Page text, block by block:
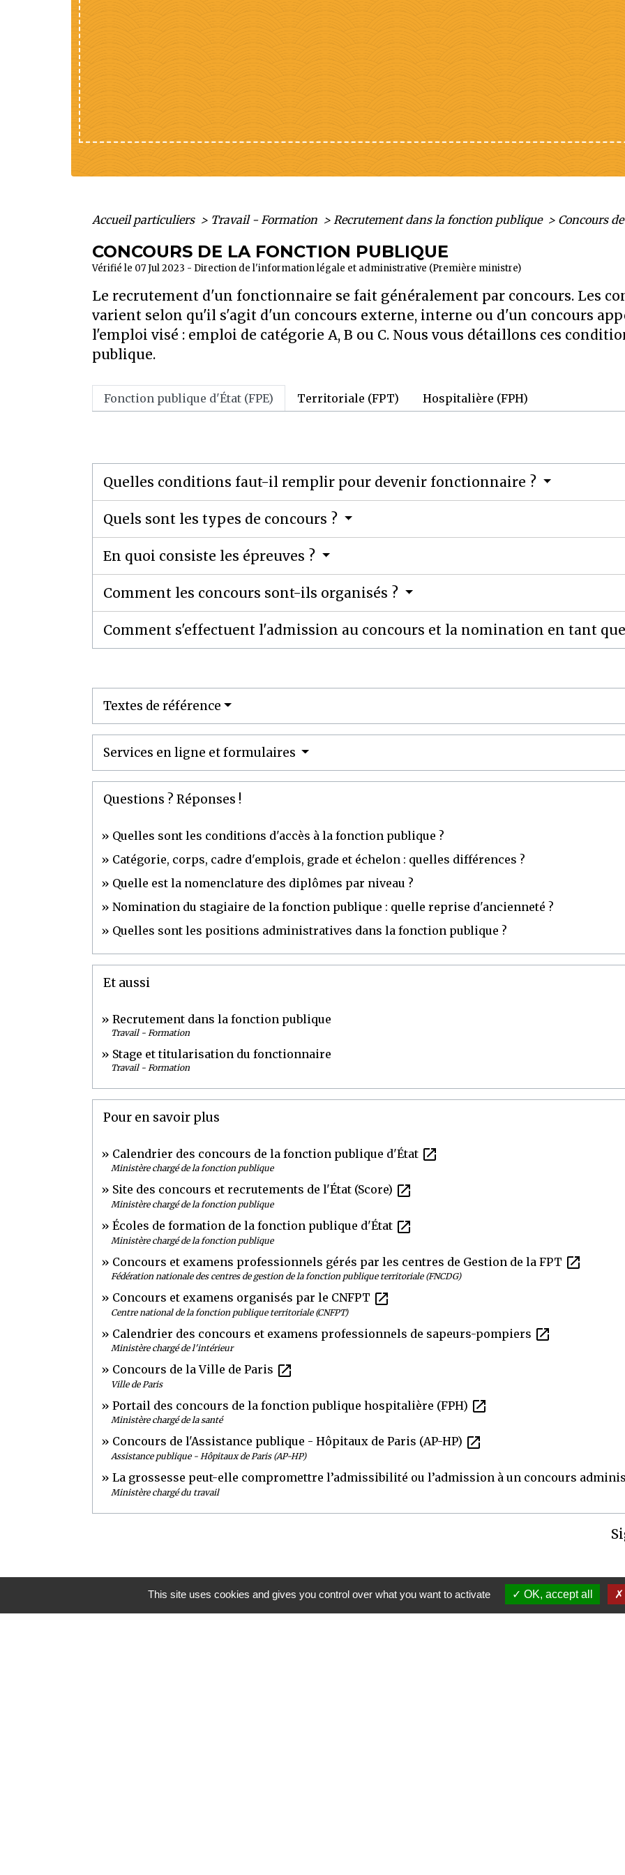
Accueil particuliers > Travail - Formation > Recrutement dans la fonction publique > Concours
CONCOURS DE LA FONCTION PUBLIQUE
Vérifié le 07 Jul 2023 - Direction de l'information légale et administrative (Première ministre)
Le recrutement d'un fonctionnaire se fait généralement par concours. Les
varient selon qu'il s'agit d'un concours externe, interne ou d'un concours
l'emploi visé : emploi de catégorie A, B ou C. Nous vous détaillons ces
publique.
Fonction publique d'État (FPE) Territoriale (FPT) Hospitalière (FPH)
Quelles conditions faut-il remplir pour devenir fonctionnaire ?
Quels sont les types de concours ?
En quoi consiste les épreuves ?
Comment les concours sont-ils organisés ?
Comment s'effectuent l'admission au concours et la nomination en tant
Textes de référence
Services en ligne et formulaires
Questions ? Réponses !
Quelles sont les conditions d'accès à la fonction publique ?
Catégorie, corps, cadre d'emplois, grade et échelon : quelles différences ?
Quelle est la nomenclature des diplômes par niveau ?
Nomination du stagiaire de la fonction publique : quelle reprise d'ancienneté ?
Quelles sont les positions administratives dans la fonction publique ?
Et aussi
Recrutement dans la fonction publique
Travail - Formation
Stage et titularisation du fonctionnaire
Travail - Formation
Pour en savoir plus
Calendrier des concours de la fonction publique d'État open_in_new
Ministère chargé de la fonction publique
Site des concours et recrutements de l'État (Score) open_in_new
Ministère chargé de la fonction publique
Écoles de formation de la fonction publique d'État open_in_new
Ministère chargé de la fonction publique
Concours et examens professionnels gérés par les centres de Gestion de la FPT open_in_new
Fédération nationale des centres de gestion de la fonction publique territoriale (FNCDG)
Concours et examens organisés par le CNFPT open_in_new
Centre national de la fonction publique territoriale (CNFPT)
Calendrier des concours et examens professionnels de sapeurs-pompiers open_in_new
Ministère chargé de l'intérieur
Concours de la Ville de Paris open_in_new
Ville de Paris
Portail des concours de la fonction publique hospitalière (FPH) open_in_new
Ministère chargé de la santé
Concours de l'Assistance publique - Hôpitaux de Paris (AP-HP) open_in_new
Assistance publique - Hôpitaux de Paris (AP-HP)
La grossesse peut-elle compromettre l’admissibilité ou l’admission à un concours
Ministère chargé du travail
Contacts
This site uses cookies and gives you control over what you want to activate OK, accept all